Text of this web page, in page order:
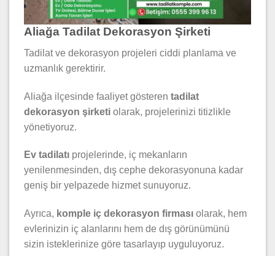
Aliağa Tadilat Dekorasyon Şirketi
Tadilat ve dekorasyon projeleri ciddi planlama ve
uzmanlık gerektirir.
Aliağa ilçesinde faaliyet gösteren tadilat
dekorasyon şirketi olarak, projelerinizi titizlikle
yönetiyoruz.
Ev tadilatı projelerinde, iç mekanların
yenilenmesinden, dış cephe dekorasyonuna kadar
geniş bir yelpazede hizmet sunuyoruz.
Ayrıca, komple iç dekorasyon firması olarak, hem
evlerinizin iç alanlarını hem de dış görünümünü
sizin isteklerinize göre tasarlayıp uyguluyoruz.